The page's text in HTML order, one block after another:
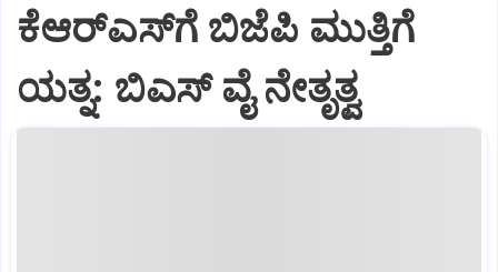
ಕೆಆರ್‌ಎಸ್‌ಗೆ ಬಿಜೆಪಿ ಮುತ್ತಿಗೆ
ಯತ್ನ: ಬಿಎಸ್ ವೈ ನೇತೃತ್ವ